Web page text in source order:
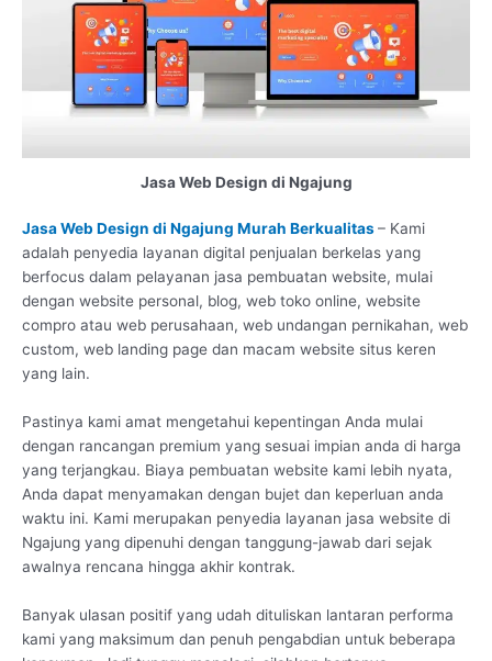
Jasa Web Design di Ngajung
Jasa Web Design di Ngajung Murah Berkualitas– Kami
adalah penyedia layanan digital penjualan berkelas yang
berfocus dalam pelayanan jasa pembuatan website, mulai
dengan website personal, blog, web toko online, website
compro atau web perusahaan, web undangan pernikahan, web
custom, web landing page dan macam website situs keren
yang lain.
Pastinya kami amat mengetahui kepentingan Anda mulai
dengan rancangan premium yang sesuai impian anda di harga
yang terjangkau. Biaya pembuatan website kami lebih nyata,
Anda dapat menyamakan dengan bujet dan keperluan anda
waktu ini. Kami merupakan penyedia layanan jasa website di
Ngajung yang dipenuhi dengan tanggung-jawab dari sejak
awalnya rencana hingga akhir kontrak.
Banyak ulasan positif yang udah dituliskan lantaran performa
kami yang maksimum dan penuh pengabdian untuk beberapa